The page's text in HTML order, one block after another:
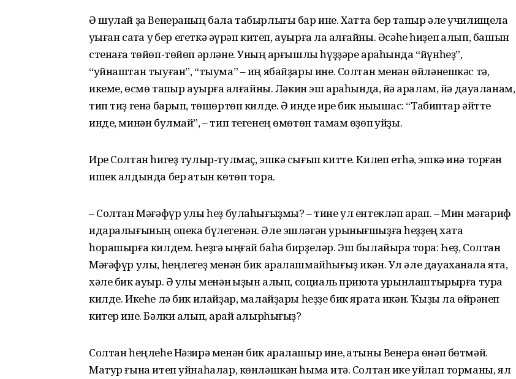
Ә шулай ҙа Венераның бала табырлығы бар ине. Хатта бер тапҡыр әле училищела
уҡыған саҡта уҡ бер егеткә әүрәп китеп, ауырға ла ҡалғайны. Әсәһе һиҙеп ҡалып, башын
стенаға төйөп-төйөп әрләне. Уның ҡарғышлы һүҙҙәре араһында “йүнһеҙ”,
“уйнаштан тыуған”, “тыума” – иң ябайҙары ине. Солтан менән өйләнешкәс тә,
икеме, өсмө тапҡыр ауырға ҡалғайны. Ләкин эш араһында, йә ҡаралам, йә дауаланам,
тип тиҙ генә барып, төшөртөп килде. Ә инде ире бик ныҡышҡас: “Табиптар әйтте
инде, минән булмай”, – тип тегенең өмөтөн тамам өҙөп ҡуйҙы.
Ире Солтан һигеҙ тулыр-тулмаҫ, эшкә сығып китте. Килеп етһә, эшкә инә торған
ишек алдында бер ҡатын көтөп тора.
– Солтан Мәғәфүр улы һеҙ булаһығыҙмы? – тине ул ентекләп ҡарап. – Мин мәғариф
идаралығының опека бүлегенән. Әле эшләгән урынығшыҙға һеҙҙең хаҡта
һорашырға килдем. Һеҙгә ыңғай баһа бирҙеләр. Эш былайыраҡ тора: Һеҙ, Солтан
Мәғәфүр улы, һеңлегеҙ менән бик аралашмайһығыҙ икән. Ул әле дауаханала ята,
хәле бик ауыр. Ә улы менән ҡыҙын алып, социаль приютҡа урынлаштырырға тура
килде. Икеһе лә бик илайҙар, малайҙары һеҙҙе бик ярата икән. Ҡыҙы ла өйрәнеп
китер ине. Бәлки алып, ҡарай алырһығыҙ?
Солтан һеңлеһе Нәзирә менән бик аралашыр ине, ҡатыны Венера өнәп бөтмәй.
Матур ғына итеп уйнаһалар, көнләшкән һымаҡ итә. Солтан ике уйлап торманы, ял